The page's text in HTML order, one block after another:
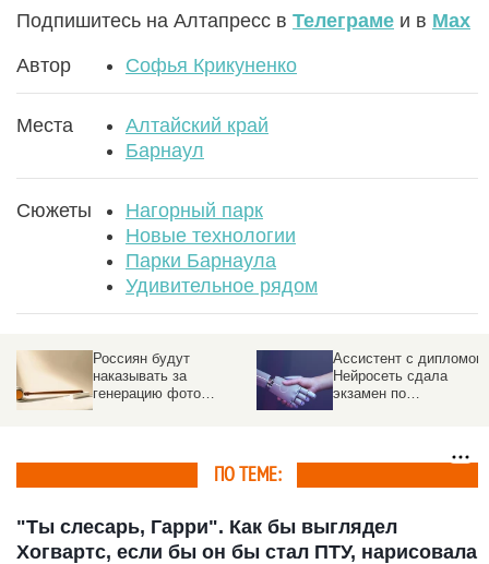
Подпишитесь на Алтапресс в Телеграме и в Max
Автор Софья Крикуненко
Места
Алтайский край
Барнаул
Сюжеты
Нагорный парк
Новые технологии
Парки Барнаула
Удивительное рядом
Ассистент с дипломом.
Нейросеть сдала
экзамен по
Без бумажки не
букашка. Краевой
минздрав запустил
ПО ТЕМЕ:
"Ты слесарь, Гарри". Как бы выглядел
Хогвартс, если бы он бы стал ПТУ, нарисовала